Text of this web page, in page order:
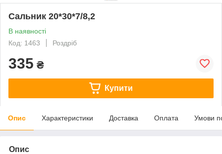
Сальник 20*30*7/8,2
В наявності
Код: 1463
Роздріб
335 ₴
Купити
Опис Характеристики Доставка Оплата Умови
Опис